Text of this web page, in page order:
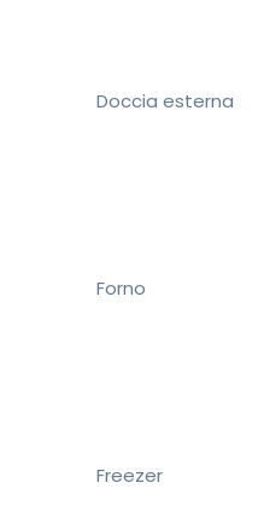
Doccia esterna
Forno
Freezer